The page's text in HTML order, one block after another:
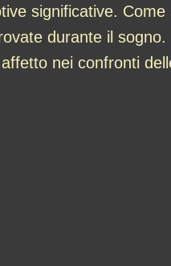
significative.
durante il
nei confronti